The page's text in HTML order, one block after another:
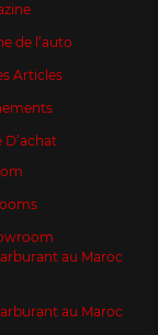
de l’auto
Articles
D’achat
au Maroc
au Maroc